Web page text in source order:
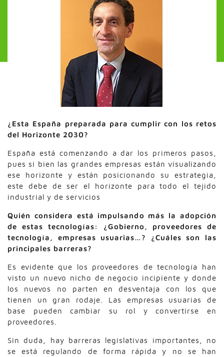
¿Esta España preparada para cumplir con los retos
del Horizonte 2030?
España está comenzando a dar los primeros pasos,
pues si bien las grandes empresas están visualizando
ese horizonte y están posicionando su estrategia,
este debe de ser el horizonte para todo el tejido
industrial y de servicios
Quién considera está impulsando más la adopción
de estas tecnologías: ¿Gobierno, proveedores de
tecnología, empresas usuarias…? ¿Cuáles son las
principales barreras?
Es evidente que los proveedores de tecnología han
visto un nuevo nicho de negocio incipiente y donde
los nuevos no parten en desventaja con los que
tienen un gran rodaje. Las empresas usuarias de
base pueden cambiar su rol y convertirse en
proveedores.
Sin duda, hay barreras legislativas importantes, no
se está regulando de forma rápida y no se han